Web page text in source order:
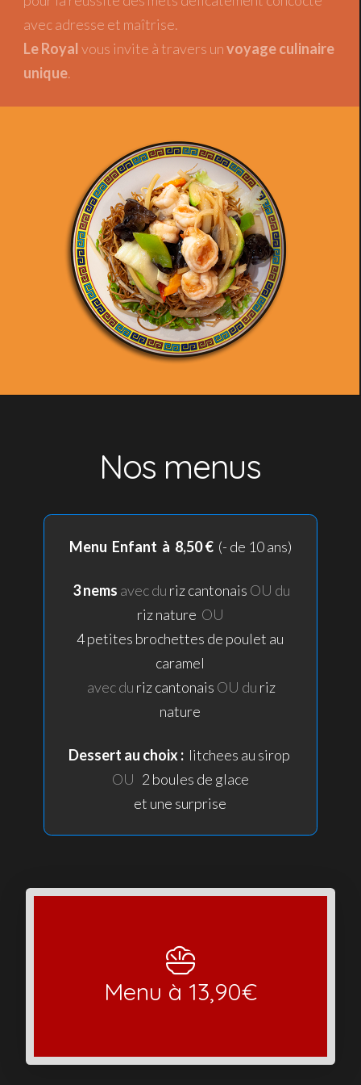
avec adresse et maîtrise.
Le Royalvous invite à travers unvoyage culinaire
unique.
Nos menus
Menu Enfant à 8,50 € (- de 10 ans)
3 nems avec du riz cantonais OU du
riz nature OU
4 petites brochettes de poulet au
caramel
avec du riz cantonais OU du riz
nature
Dessert au choix : litchees au sirop
OU 2 boules de glace
et une surprise
Menu à 13,90€
Une entrée - un plat - un dessert
Voir le menu